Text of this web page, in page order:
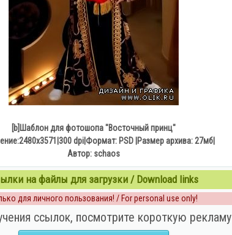
[b]Шаблон для фотошопа "Восточный принц"
dpi|Формат: PSD |Размер архива: 27мб|
Автор: schaos
на файлы для загрузки / Download links
для личного пользования! / For personal use only!
ссылок, посмотрите короткую рекламу